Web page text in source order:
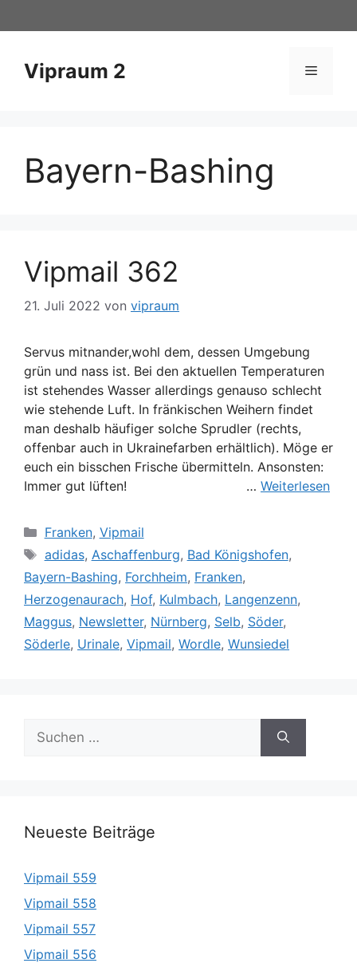
Inhalt
Vipraum 2 Menü
Bayern-Bashing
Vipmail 362
21. Juli 2022 von vipraum
Servus mitnander,wohl dem, dessen Umgebung
grün und nass ist. Bei den aktuellen Temperaturen
ist stehendes Wasser allerdings genauso schlecht
wie stehende Luft. In fränkischen Weihern findet
man deshalb häufiger solche Sprudler (rechts,
offenbar auch in Ukrainefarben erhältlich). Möge er
euch ein bisschen Frische übermitteln. Ansonsten:
Immer gut lüften! … Weiterlesen
Kategorien
Franken, Vipmail
Schlagwörter
adidas, Aschaffenburg, Bad Königshofen,
Bayern-Bashing, Forchheim, Franken,
Herzogenaurach, Hof, Kulmbach, Langenzenn,
Maggus, Newsletter, Nürnberg, Selb, Söder,
Söderle, Urinale, Vipmail, Wordle, Wunsiedel
Suche
nach:
Neueste Beiträge
Vipmail 559
Vipmail 558
Vipmail 557
Vipmail 556